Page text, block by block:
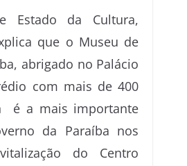
Estado da Cultura,
que o Museu de
abrigado no Palácio
com mais de 400
é a mais importante
da Paraíba nos
do Centro